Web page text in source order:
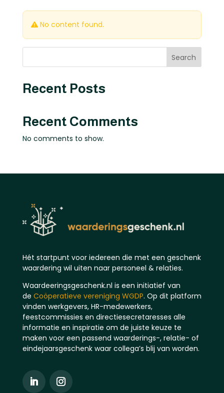
No content found.
Search
Recent Posts
Recent Comments
No comments to show.
Hét startpunt voor iedereen die met een geschenk
waardering wil uiten naar personeel & relaties.
Waardeeringsgeschenk.nl is een initiatief van
de Coöperatieve vereniging WGDP. Op dit platform
vinden werkgevers, HR-medewerkers,
feestcommissies en directiesecretaresses alle
informatie en inspiratie om de juiste keuze te
maken voor een passend waarderings-, relatie- of
eindejaarsgeschenk waar collega’s blij van worden.